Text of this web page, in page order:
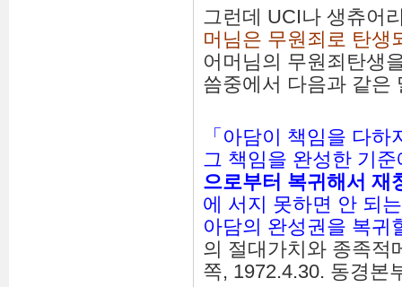
그런데 UCI나 생츄어
머님은 무원죄로 탄생
어머님의 무원죄탄생
씀중에서 다음과 같은
「아담이 책임을 다
그 책임을 완성한 기
으로부터 복귀해서 재
에 서지 못하면 안 되
아담의 완성권을 복귀
의 절대가치와 종족적
쪽, 1972.4.30. 동경본